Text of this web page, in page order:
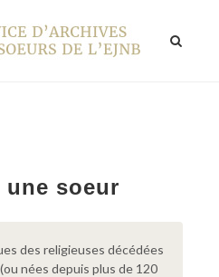
une soeur
des religieuses décédées
nées depuis plus de 120